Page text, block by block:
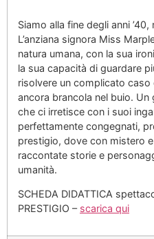
Siamo alla fine degli anni
L’anziana signora Miss
natura umana, con la sua
la sua capacità di guardare
risolvere un complicato
ancora brancola nel buio.
che ci irretisce con i suoi
perfettamente congegnati,
prestigio, dove con mistero
raccontate storie e
umanità.
SCHEDA DIDATTICA
PRESTIGIO – scarica qui